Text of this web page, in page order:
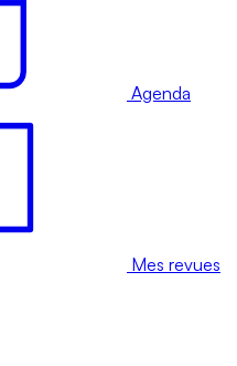
Agenda
Mes revues